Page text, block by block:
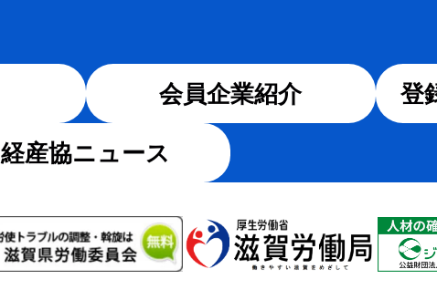
会員企業紹介 登
経産協ニュース